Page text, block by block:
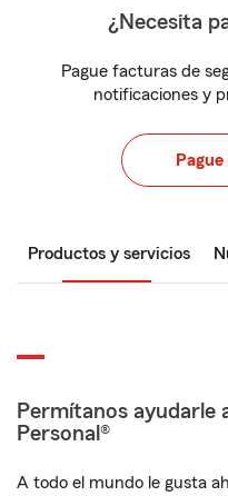
¿Necesita
Pague facturas de
notificaciones y
Productos y servicios
Permítanos ayudarle
Personal®
A todo el mundo le gusta